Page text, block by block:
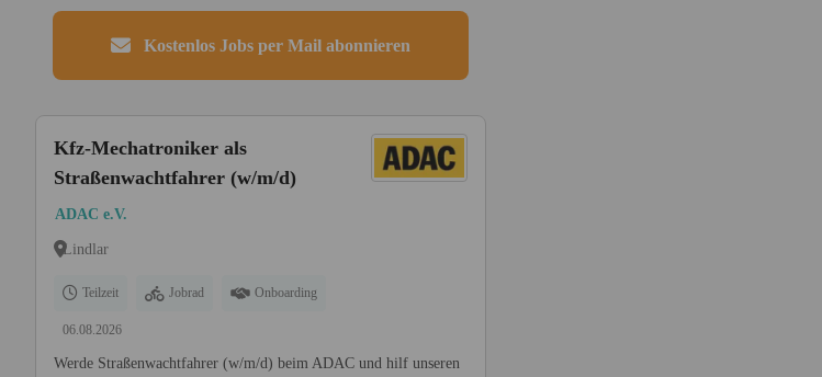
Kostenlos Jobs per Mail abonnieren
Kfz-Mechatroniker als
Straßenwachtfahrer (w/m/d)
ADAC e.V.
Lindlar
Teilzeit Jobrad Onboarding
06.08.2026
Werde Straßenwachtfahrer (w/m/d) beim ADAC und hilf unseren